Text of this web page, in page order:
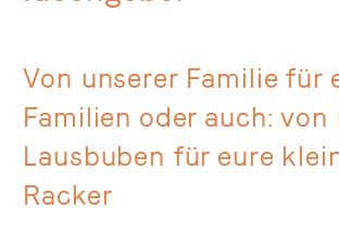
Von unserer Familie für
Familien oder auch: von
Lausbuben für eure
Racker